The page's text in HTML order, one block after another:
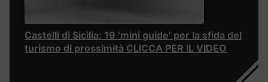
Castelli di Sicilia: 19 ‘mini guide’ per la sfida del
turismo di prossimità CLICCA PER IL VIDEO